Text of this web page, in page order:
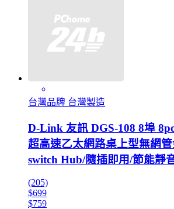
台灣品牌 台灣製造
D-Link 友訊 DGS-108 8埠
超高速乙太網路桌上型無網
switch Hub/隨插即用/節能靜
(205)
$699
$759